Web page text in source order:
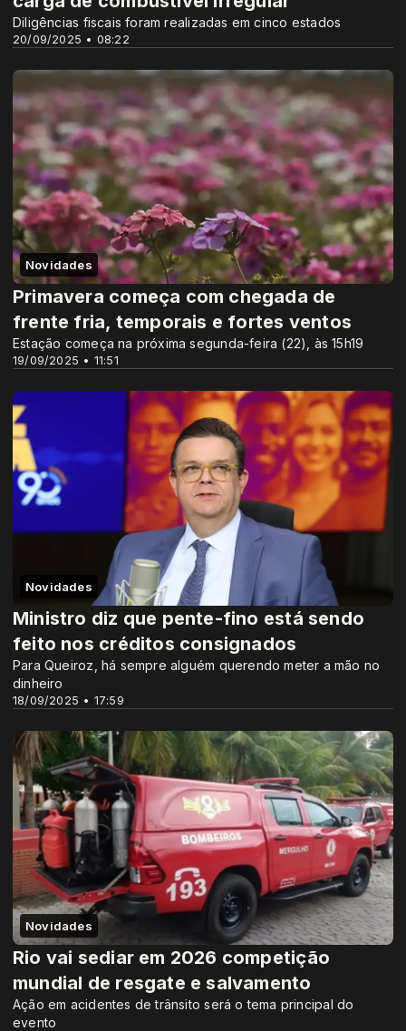
20/09/2025 • 08:22
Diligências fiscais foram realizadas em cinco estados
Novidades
19/09/2025 • 11:51
Primavera começa com chegada de
frente fria, temporais e fortes ventos
Estação começa na próxima segunda-feira (22), às 15h19
Novidades
18/09/2025 • 17:59
Ministro diz que pente-fino está sendo
feito nos créditos consignados
Para Queiroz, há sempre alguém querendo meter a mão no
dinheiro
Novidades
Rio vai sediar em 2026 competição
mundial de resgate e salvamento
Ação em acidentes de trânsito será o tema principal do
evento